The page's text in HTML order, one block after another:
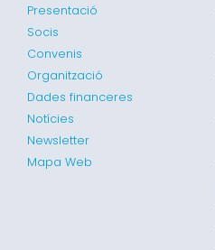
Presentació
Socis
Convenis
Organització
Dades financeres
Notícies
Newsletter
Mapa Web